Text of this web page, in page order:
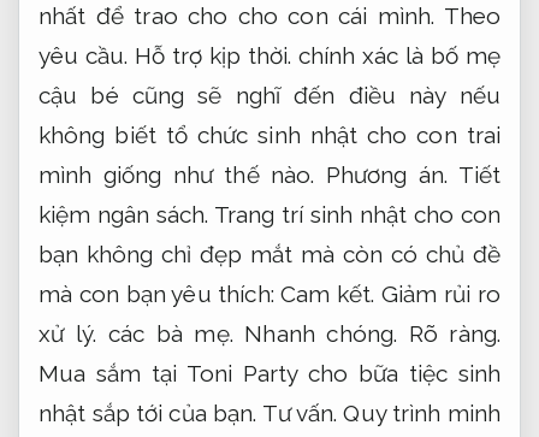
nhất để trao cho cho con cái mình. Theo
yêu cầu. Hỗ trợ kịp thời. chính xác là bố mẹ
cậu bé cũng sẽ nghĩ đến điều này nếu
không biết tổ chức sinh nhật cho con trai
mình giống như thế nào. Phương án. Tiết
kiệm ngân sách. Trang trí sinh nhật cho con
bạn không chỉ đẹp mắt mà còn có chủ đề
mà con bạn yêu thích:Cam kết. Giảm rủi ro
xử lý. các bà mẹ. Nhanh chóng. Rõ ràng.
Mua sắm tại Toni Party cho bữa tiệc sinh
nhật sắp tới của bạn. Tư vấn. Quy trình minh